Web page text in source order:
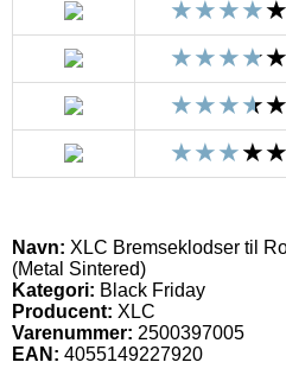
Navn: XLC Bremseklodser til
(Metal Sintered)
Kategori: Black Friday
Producent: XLC
Varenummer: 2500397005
EAN: 4055149227920